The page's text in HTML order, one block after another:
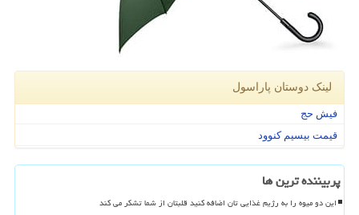
لینک دوستان پاراسول
فیش حج
قیمت بیسیم کنوود
پربیننده ترین ها
این دو میوه را به رژیم غذایی تان اضافه کنید قلبتان از شما تشکر می کند